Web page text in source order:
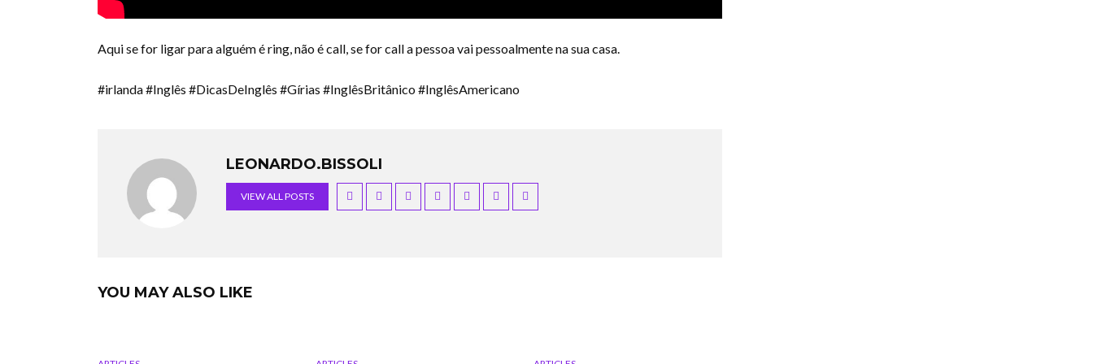
Aqui se for ligar para alguém é ring, não é call, se for call a pessoa vai pessoalmente na sua casa.
#irlanda #Inglês #DicasDeInglês #Gírias #InglêsBritânico #InglêsAmericano
LEONARDO.BISSOLI
VIEW ALL POSTS
YOU MAY ALSO LIKE